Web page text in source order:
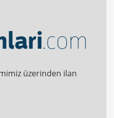
üzerinden ilan